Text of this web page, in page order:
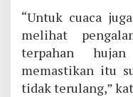
“Untuk cuaca
melihat
terpahan
memastikan itu
tidak terulang,”